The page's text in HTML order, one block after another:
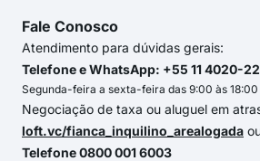
Fale Conosco
Atendimento para dúvidas gerais:
Telefone e WhatsApp: +55 11 4020-
Segunda-feira a sexta-feira das 9:00 às 18:00
Negociação de taxa ou aluguel em
loft.vc/fianca_inquilino_arealogada
Telefone 0800 001 6003